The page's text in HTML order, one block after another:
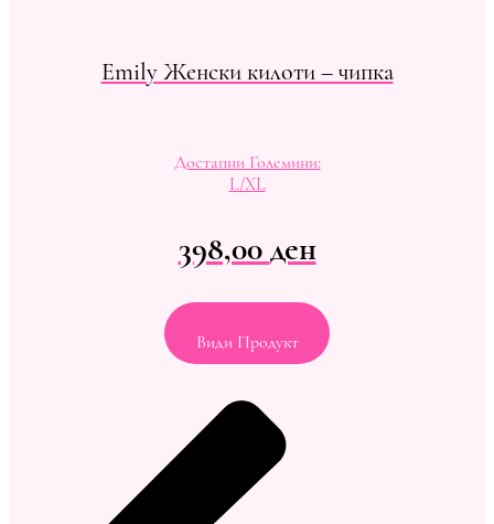
Emily Женски килоти – чипка
Достапни Големини:
L/XL
398,00ден
Види Продукт